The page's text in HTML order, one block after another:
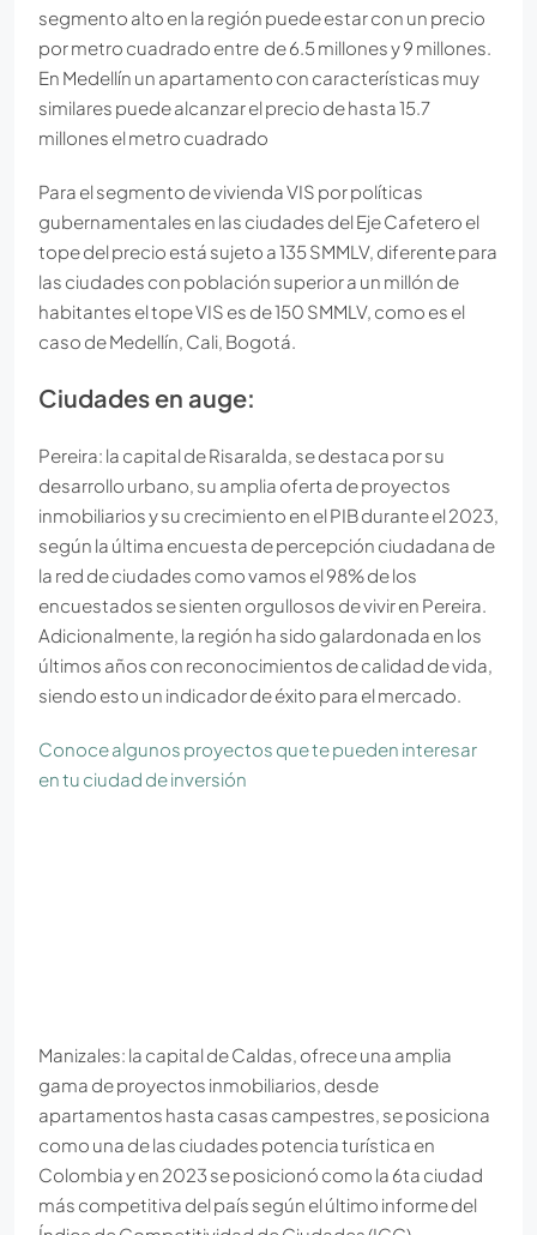
segmento alto en la región puede estar con un precio
por metro cuadrado entre de 6.5 millones y 9 millones.
En Medellín un apartamento con características muy
similares puede alcanzar el precio de hasta 15.7
millones el metro cuadrado
Para el segmento de vivienda VIS por políticas
gubernamentales en las ciudades del Eje Cafetero el
tope del precio está sujeto a 135 SMMLV, diferente para
las ciudades con población superior a un millón de
habitantes el tope VIS es de 150 SMMLV, como es el
caso de Medellín, Cali, Bogotá.
Ciudades en auge:
Pereira: la capital de Risaralda, se destaca por su
desarrollo urbano, su amplia oferta de proyectos
inmobiliarios y su crecimiento en el PIB durante el 2023,
según la última encuesta de percepción ciudadana de
la red de ciudades como vamos el 98% de los
encuestados se sienten orgullosos de vivir en Pereira.
Adicionalmente, la región ha sido galardonada en los
últimos años con reconocimientos de calidad de vida,
siendo esto un indicador de éxito para el mercado.
Conoce algunos proyectos que te pueden interesar
en tu ciudad de inversión
Manizales: la capital de Caldas, ofrece una amplia
gama de proyectos inmobiliarios, desde
apartamentos hasta casas campestres, se posiciona
como una de las ciudades potencia turística en
Colombia y en 2023 se posicionó como la 6ta ciudad
más competitiva del país según el último informe del